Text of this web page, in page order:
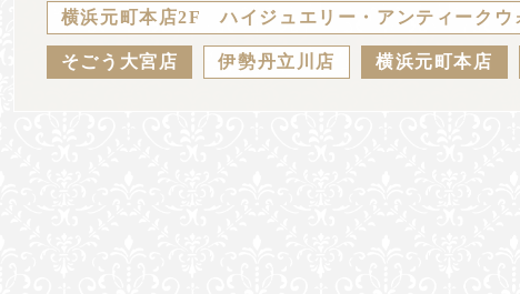
横浜元町本店2F ハイジュエリー・アンティークウ
そごう大宮店 伊勢丹立川店 横浜元町本店